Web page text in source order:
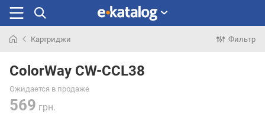
раньше
Картриджи Фильтр
ColorWay CW-CCL38
Ожидается в продаже
569 грн.